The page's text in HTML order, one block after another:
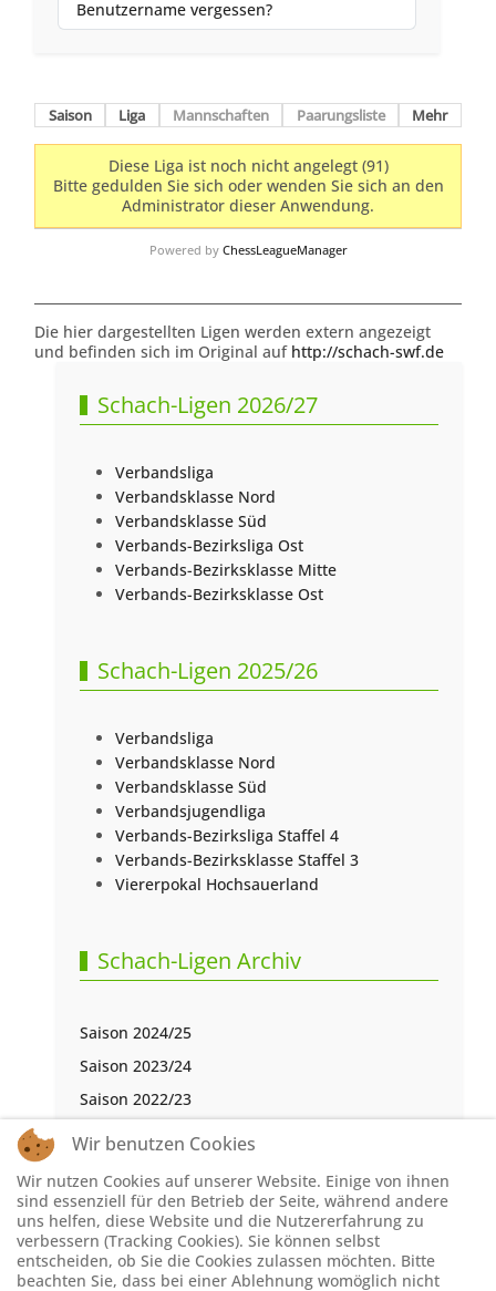
Benutzername vergessen?
Saison Liga Mannschaften Paarungsliste Mehr
Diese Liga ist noch nicht angelegt (91)
Bitte gedulden Sie sich oder wenden Sie sich an den
Administrator dieser Anwendung.
Powered by ChessLeagueManager
Die hier dargestellten Ligen werden extern angezeigt
und befinden sich im Original auf http://schach-swf.de
Schach-Ligen 2026/27
Verbandsliga
Verbandsklasse Nord
Verbandsklasse Süd
Verbands-Bezirksliga Ost
Verbands-Bezirksklasse Mitte
Verbands-Bezirksklasse Ost
Schach-Ligen 2025/26
Verbandsliga
Verbandsklasse Nord
Verbandsklasse Süd
Verbandsjugendliga
Verbands-Bezirksliga Staffel 4
Verbands-Bezirksklasse Staffel 3
Viererpokal Hochsauerland
Schach-Ligen Archiv
Saison 2024/25
Saison 2023/24
Saison 2022/23
Saison 2021/22
Saison 2019/20
Saison 2018/19
Saison 2017/18
Wir benutzen Cookies
Wir nutzen Cookies auf unserer Website. Einige von ihnen
sind essenziell für den Betrieb der Seite, während andere
uns helfen, diese Website und die Nutzererfahrung zu
verbessern (Tracking Cookies). Sie können selbst
entscheiden, ob Sie die Cookies zulassen möchten. Bitte
beachten Sie, dass bei einer Ablehnung womöglich nicht